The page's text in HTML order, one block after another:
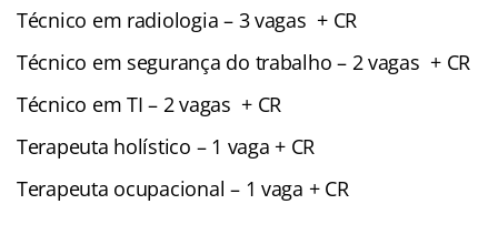
Técnico em radiologia – 3 vagas + CR
Técnico em segurança do trabalho – 2 vagas + CR
Técnico em TI – 2 vagas + CR
Terapeuta holístico – 1 vaga + CR
Terapeuta ocupacional – 1 vaga + CR